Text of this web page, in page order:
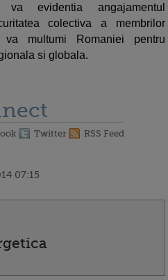
evidentia angajamentul
colectiva a membrilor
multumi Romaniei pentru
si globala.
Twitter RSS Feed
07:15